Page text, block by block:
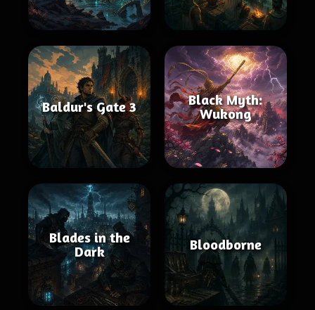
Baldur's Gate 3
Black Myth:
Wukong
Blades in the
Dark
Bloodborne